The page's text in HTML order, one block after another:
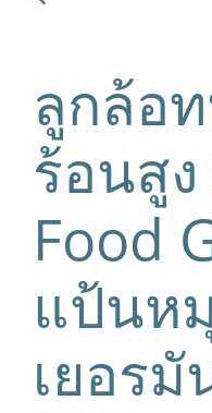
ลูกล้อ
ร้อนสูง
Food
แป้นห
เยอรมั